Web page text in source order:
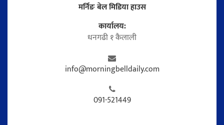
मर्निङ बेल मिडिया हाउस
कार्यालय:
धनगढी १ कैलाली
info@morningbelldaily.com
091-521449